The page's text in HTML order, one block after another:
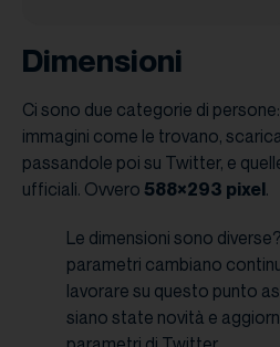
Dimensioni
Ci sono due categorie di
immagini come le trovano,
passandole poi su Twitter, e
ufficiali. Ovvero 588×293 pixel.
Le dimensioni sono
parametri cambiano
lavorare su questo punto
siano state novità e